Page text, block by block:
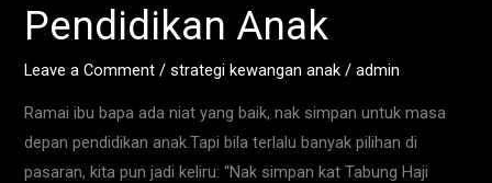
Pendidikan Anak
Leave a Comment /strategi kewangan anak /admin
Ramai ibu bapa ada niat yang baik, nak simpan untuk masa
depan pendidikan anak.Tapi bila terlalu banyak pilihan di
pasaran, kita pun jadi keliru: “Nak simpan kat Tabung Haji
Efektif
Anak